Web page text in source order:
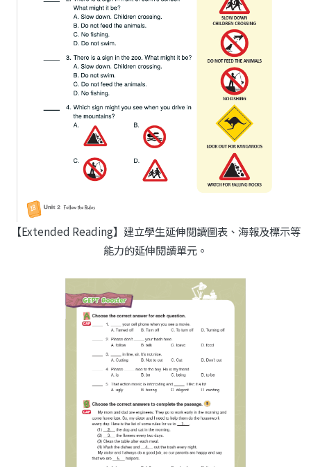
【Extended Reading】建立學生延伸閱讀圖表、海報及標示等
能力的延伸閱讀單元。